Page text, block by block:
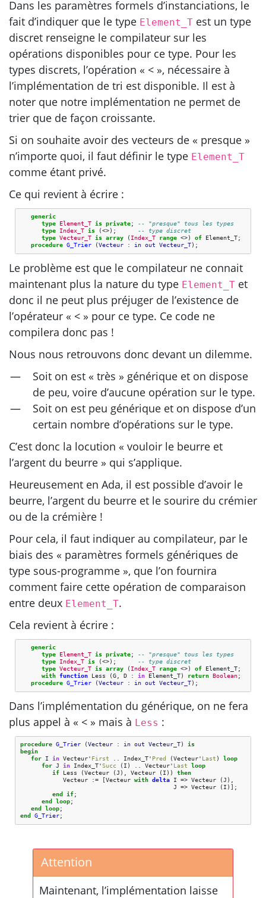
Dans les paramètres formels d’instanciations, le
fait d’indiquer que le type Element_T est un type
discret renseigne le compilateur sur les
opérations disponibles pour ce type. Pour les
types discrets, l’opération « < », nécessaire à
l’implémentation de tri est disponible. Il est à
noter que notre implémentation ne permet de
trier que de façon croissante.
Si on souhaite avoir des vecteurs de « presque »
n’importe quoi, il faut définir le type Element_T
comme étant privé.
Ce qui revient à écrire :
generic
type
Element_T is private;
-- "presque" tous les types
type
Index_T is (<>);
-- type discret
type Vecteur_T is array ( Index_T range <>) of Element_T;
procedure G_Trier (Vecteur : in out Vecteur_T);
Le problème est que le compilateur ne connait
maintenant plus la nature du type Element_T et
donc il ne peut plus préjuger de l’existence de
l’opérateur « < » pour ce type. Ce code ne
compilera donc pas !
Nous nous retrouvons donc devant un dilemme.
Soit on est « très » générique et on dispose
de peu, voire d’aucune opération sur le type.
Soit on est peu générique et on dispose d’un
certain nombre d’opérations sur le type.
C’est donc la locution « vouloir le beurre et
l’argent du beurre » qui s’applique.
Heureusement en Ada, il est possible d’avoir le
beurre, l’argent du beurre et le sourire du crémier
ou de la crémière !
Pour cela, il faut indiquer au compilateur, par le
biais des « paramètres formels génériques de
type sous-programme », que l’on fournira
comment faire cette opération de comparaison
entre deux Element_T.
Cela revient à écrire :
generic
type
Element_T is private;
-- "presque" tous les types
type
Index_T is (<>);
-- type discret
type Vecteur_T is array ( Index_T range <>) of Element_T;
with function Less (G, D : in Element_T) return Boolean;
procedure G_Trier (Vecteur : in out Vecteur_T);
Dans l’implémentation du générique, on ne fera
plus appel à « < » mais à Less :
procedure G_Trier (Vecteur : in out Vecteur_T)
is
begin
for
I in Vecteur' First .. Index_T' Pred (Vecteur' Last )
loop
for J in Index_T'Succ ( I ) .. Vecteur' Last
loop
if
Less (Vecteur (J ), Vecteur ( I ))
then
Vecteur
:= Vecteur with delta I => Vecteur (J ),
J
=> Vecteur ( I )
;
end
if;
end
loop;
end
loop;
end
G_Trier;
Attention
Maintenant, l’implémentation laisse